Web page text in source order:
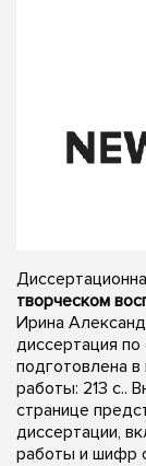
творческом
Ирина
диссертация по
подготовлена
работы: 213 с..
странице
диссертации,
работы и шифр